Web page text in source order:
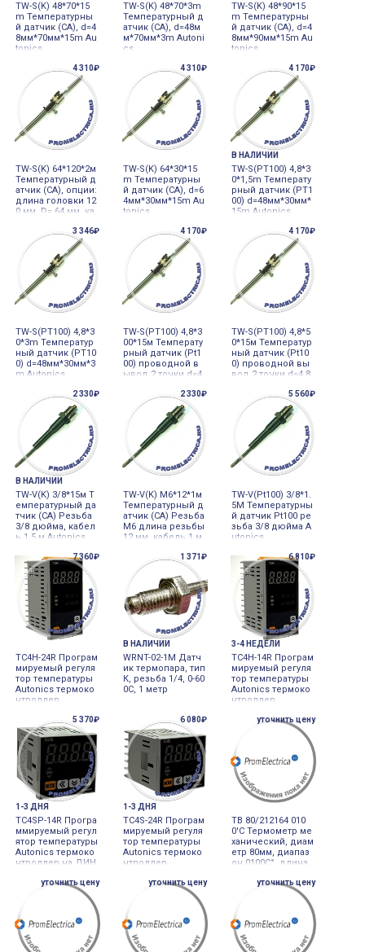
TW-S(K) 48*70*15
m Температурны
й датчик (СА), d=4
8мм*70мм*15m Au
tonics
TW-S(K) 48*70*3m
Температурный д
атчик (СА), d=48м
м*70мм*3m Autoni
cs
TW-S(K) 48*90*15
m Температурны
й датчик (СА), d=4
8мм*90мм*15m Au
tonics
4 310₽
TW-S(K) 64*120*2м
Температурный д
атчик (CA), опции:
длина головки 12
0 мм, D= 64 мм, ка
4 310₽
TW-S(K) 64*30*15
m Температурны
й датчик (СА), d=6
4мм*30мм*15m Au
tonics
4 170₽
В НАЛИЧИИ
TW-S(PT100) 4,8*3
0*1,5m Температу
рный датчик (PT1
00) d=48мм*30мм*
15m Autonics
3 346₽
TW-S(PT100) 4,8*3
0*3m Температур
ный датчик (PT10
0) d=48мм*30мм*3
m Autonics
4 170₽
TW-S(PT100) 4,8*3
00*15м Температу
рный датчик (Pt1
00) проводной в
ывод 2 точки d=4,
4 170₽
TW-S(PT100) 4,8*5
0*15м Температур
ный датчик (Pt10
0) проводной вы
вод 2 точки d=4,8
2 330₽
В НАЛИЧИИ
TW-V(K) 3/8*15м Т
емпературный да
тчик (СА) Резьба
3/8 дюйма, кабел
ь 1,5 м Autonics
2 330₽
TW-V(K) M6*12*1м
Температурный д
атчик (СА) Резьба
M6 длина резьбы
12 мм, кабель 1 м
5 560₽
TW-V(Pt100) 3/8*1.
5M Температурны
й датчик Pt100 ре
зьба 3/8 дюйма A
utonics
7 360₽
TC4H-24R Програм
мируемый регуля
тор температуры
Autonics термоко
нтроллер
1 371₽
В НАЛИЧИИ
WRNT-02-1M Датч
ик термопара, тип
К, резьба 1/4, 0-60
0С, 1 метр
6 810₽
3-4 НЕДЕЛИ
TC4H-14R Програм
мируемый регуля
тор температуры
Autonics термоко
нтроллер
5 370₽
1-3 ДНЯ
TC4SP-14R Програ
ммируемый регул
ятор температуры
Autonics термоко
нтроллер на ДИН
6 080₽
1-3 ДНЯ
TC4S-24R Програм
мируемый регуля
тор температуры
Autonics термоко
нтроллер
уточнить цену
TB 80/212164 010
0'C Термометр ме
ханический, диам
етр 80мм, диапаз
он 0100С°, длина
160мм
уточнить цену уточнить цену уточнить цену